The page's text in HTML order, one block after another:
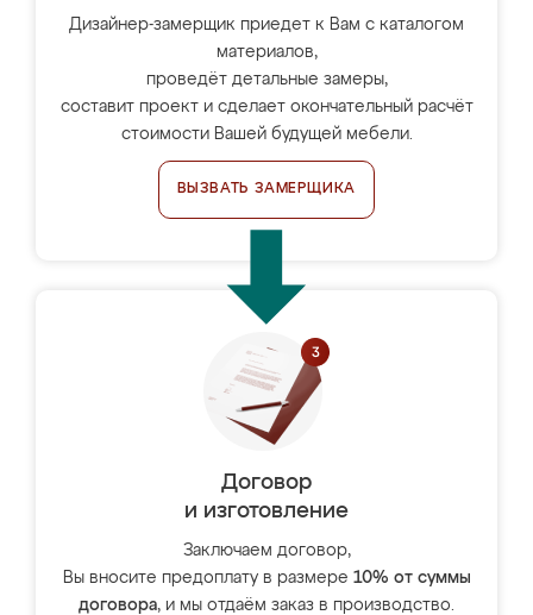
Дизайнер-замерщик приедет к Вам с каталогом
материалов,
проведёт детальные замеры,
составит проект и сделает окончательный расчёт
стоимости Вашей будущей мебели.
ВЫЗВАТЬ ЗАМЕРЩИКА
Договор
и изготовление
Заключаем договор,
Вы вносите предоплату в размере 10% от суммы
договора, и мы отдаём заказ в производство.